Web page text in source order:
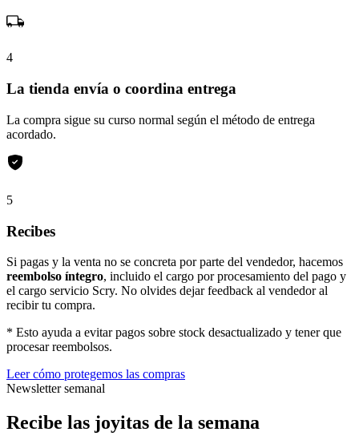
4
La tienda envía o coordina entrega
La compra sigue su curso normal según el método de entrega
acordado.
5
Recibes
Si pagas y la venta no se concreta por parte del vendedor, hacemos
reembolso íntegro, incluido el cargo por procesamiento del pago y
el cargo servicio Scry. No olvides dejar feedback al vendedor al
recibir tu compra.
* Esto ayuda a evitar pagos sobre stock desactualizado y tener que
procesar reembolsos.
Leer cómo protegemos las compras
Newsletter semanal
Recibe las joyitas de la semana